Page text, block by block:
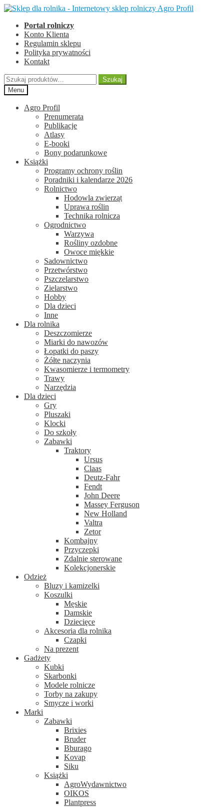
Przejdź
nawigacji
Przejdź
treści
Portal rolniczy
Konto Klienta
Regulamin sklepu
Polityka prywatności
Kontakt
Szukaj:
Szukaj
Menu
Agro Profil
Prenumerata
Publikacje
Atlasy
E-booki
Bony podarunkowe
Książki
Programy ochrony roślin
Poradniki i kalendarze 2026
Rolnictwo
Hodowla zwierząt
Uprawa roślin
Technika rolnicza
Ogrodnictwo
Warzywa
Rośliny ozdobne
Owoce miękkie
Sadownictwo
Przetwórstwo
Pszczelarstwo
Zielarstwo
Hobby
Dla dzieci
Inne
Dla rolnika
Deszczomierze
Miarki do nawozów
Łopatki do paszy
Żółte naczynia
Kwasomierze i termometry
Trawy
Narzędzia
Dla dzieci
Gry
Pluszaki
Klocki
Do szkoły
Zabawki
Traktory
Ursus
Claas
Deutz-Fahr
Fendt
John Deere
Massey Ferguson
New Holland
Valtra
Zetor
Kombajny
Przyczepki
Zdalnie sterowane
Kolekcjonerskie
Odzież
Bluzy i kamizelki
Koszulki
Męskie
Damskie
Dziecięce
Akcesoria dla rolnika
Czapki
Na prezent
Gadżety
Kubki
Skarbonki
Modele rolnicze
Torby na zakupy
Smycze i worki
Marki
Zabawki
Brixies
Bruder
Bburago
Kovap
Siku
Książki
AgroWydawnictwo
OIKOS
Plantpress